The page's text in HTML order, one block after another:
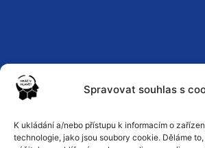
Spravovat souhlas s
K ukládání a/nebo přístupu k informacím o
technologie, jako jsou soubory cookie. Děláme
Zásady ochrany osobních